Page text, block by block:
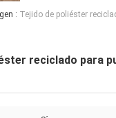
: Tejido de poliéster
reciclado para